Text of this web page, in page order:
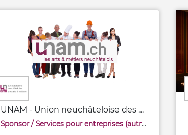
UNAM - Union neuchâteloise des arts et métiers
Sponsor/ Services pour entreprises (autres)